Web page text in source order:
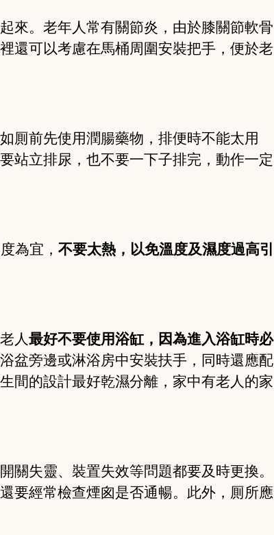
來。老年人常有關節炎，由於膝關節軟骨
還可以考慮在馬桶周圍安裝把手，便於老
厠前先使用潤腸藥物，排便時不能太用
站立排尿，也不要一下子排完，動作一定
為宜， 不要太熱，以免溫度及濕度過高引
人最好不要使用浴缸，因為進入浴缸時必
盆旁邊或淋浴房中安裝扶手，同時還應配
間的設計最好乾濕分離，家中有老人的家
關失靈、裝置失效等問題都要及時更換。
要經常檢查煙囪是否通暢。此外，厠所應